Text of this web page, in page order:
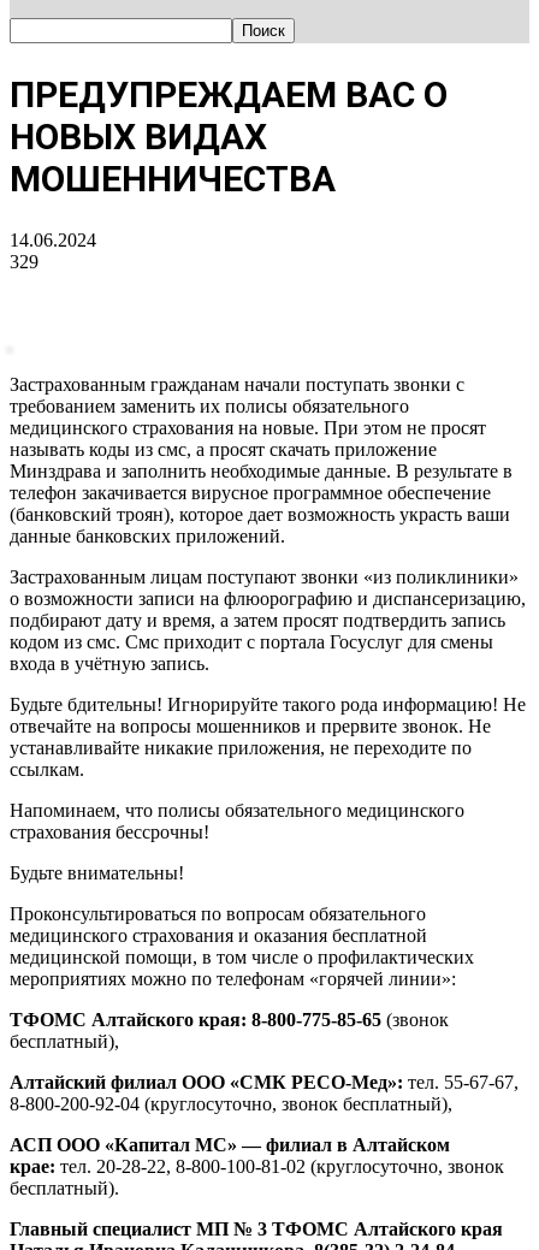
ПРЕДУПРЕЖДАЕМ ВАС О
НОВЫХ ВИДАХ
МОШЕННИЧЕСТВА
14.06.2024
329
Застрахованным гражданам начали поступать звонки с
требованием заменить их полисы обязательного
медицинского страхования на новые. При этом не просят
называть коды из смс, а просят скачать приложение
Минздрава и заполнить необходимые данные. В результате в
телефон закачивается вирусное программное обеспечение
(банковский троян), которое дает возможность украсть ваши
данные банковских приложений.
Застрахованным лицам поступают звонки «из поликлиники»
о возможности записи на флюорографию и диспансеризацию,
подбирают дату и время, а затем просят подтвердить запись
кодом из смс. Смс приходит с портала Госуслуг для смены
входа в учётную запись.
Будьте бдительны! Игнорируйте такого рода информацию! Не
отвечайте на вопросы мошенников и прервите звонок. Не
устанавливайте никакие приложения, не переходите по
ссылкам.
Напоминаем, что полисы обязательного медицинского
страхования бессрочны!
Будьте внимательны!
Проконсультироваться по вопросам обязательного
медицинского страхования и оказания бесплатной
медицинской помощи, в том числе о профилактических
мероприятиях можно по телефонам «горячей линии»:
ТФОМС Алтайского края: 8-800-775-85-65 (звонок
бесплатный),
Алтайский филиал ООО «СМК РЕСО-Мед»: тел. 55-67-67,
8-800-200-92-04 (круглосуточно, звонок бесплатный),
АСП ООО «Капитал МС» — филиал в Алтайском
крае: тел. 20-28-22, 8-800-100-81-02 (круглосуточно, звонок
бесплатный).
Главный специалист МП № 3 ТФОМС Алтайского края